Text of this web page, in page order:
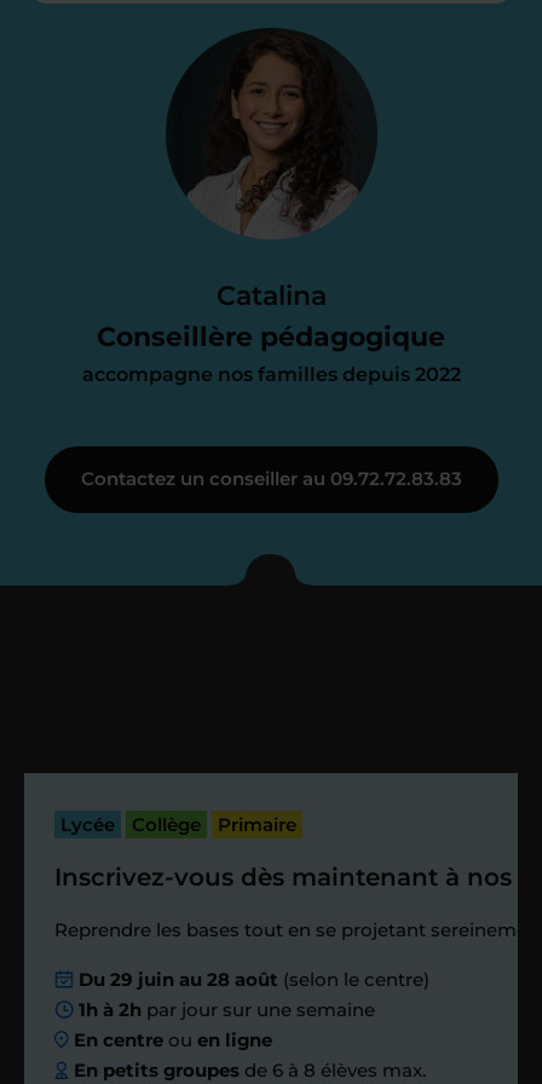
Catalina
Conseillère pédagogique
accompagne nos familles depuis 2022
Je vous envoie une
proposition
d’accompagnement
parfait. À partir de maintenant nous
nous occupons de tout.
Je vous présente votre
enseignant sous 72
passé.
Étape 4
Nous planifions
ensemble des
échanges réguliers
Contactez un conseiller au 09.72.72.83.83
Lycée Collège Primaire
Inscrivez-vous dès maintenant à nos
Reprendre les bases tout en se projetant
Du 29 juin au 28 août (selon le centre)
1h à 2h par jour sur une semaine
En centre ouen ligne
En petits groupes de 6 à 8 élèves max.